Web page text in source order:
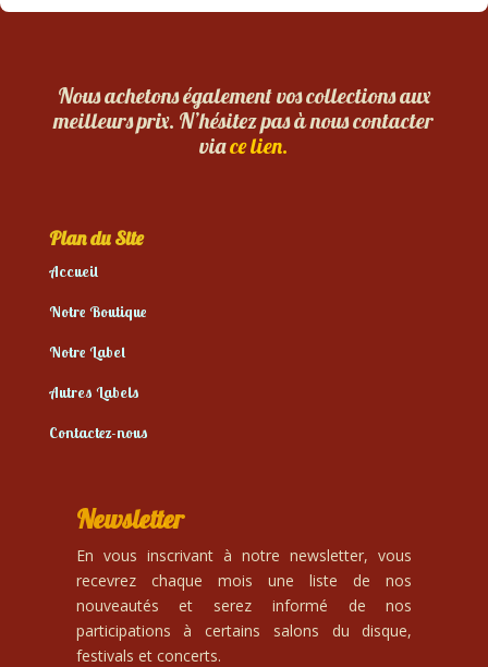
Nous achetons également vos collections aux
meilleurs prix. N’hésitez pas à nous contacter
viace lien.
Plan du Site
Accueil
Notre Boutique
Notre Label
Autres Labels
Contactez-nous
Newsletter
En vous inscrivant à notre newsletter, vous
recevrez chaque mois une liste de nos
nouveautés et serez informé de nos
participations à certains salons du disque,
festivals et concerts.